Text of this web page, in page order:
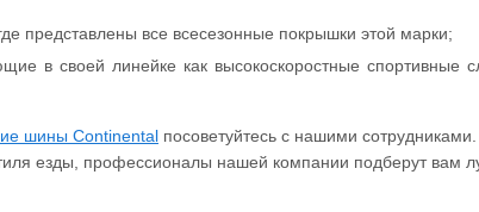
представлены все всесезонные покрышки этой марки;
в своей линейке как высокоскоростные спортивные
шины Continental посоветуйтесь с нашими
езды, профессионалы нашей компании подберут вам